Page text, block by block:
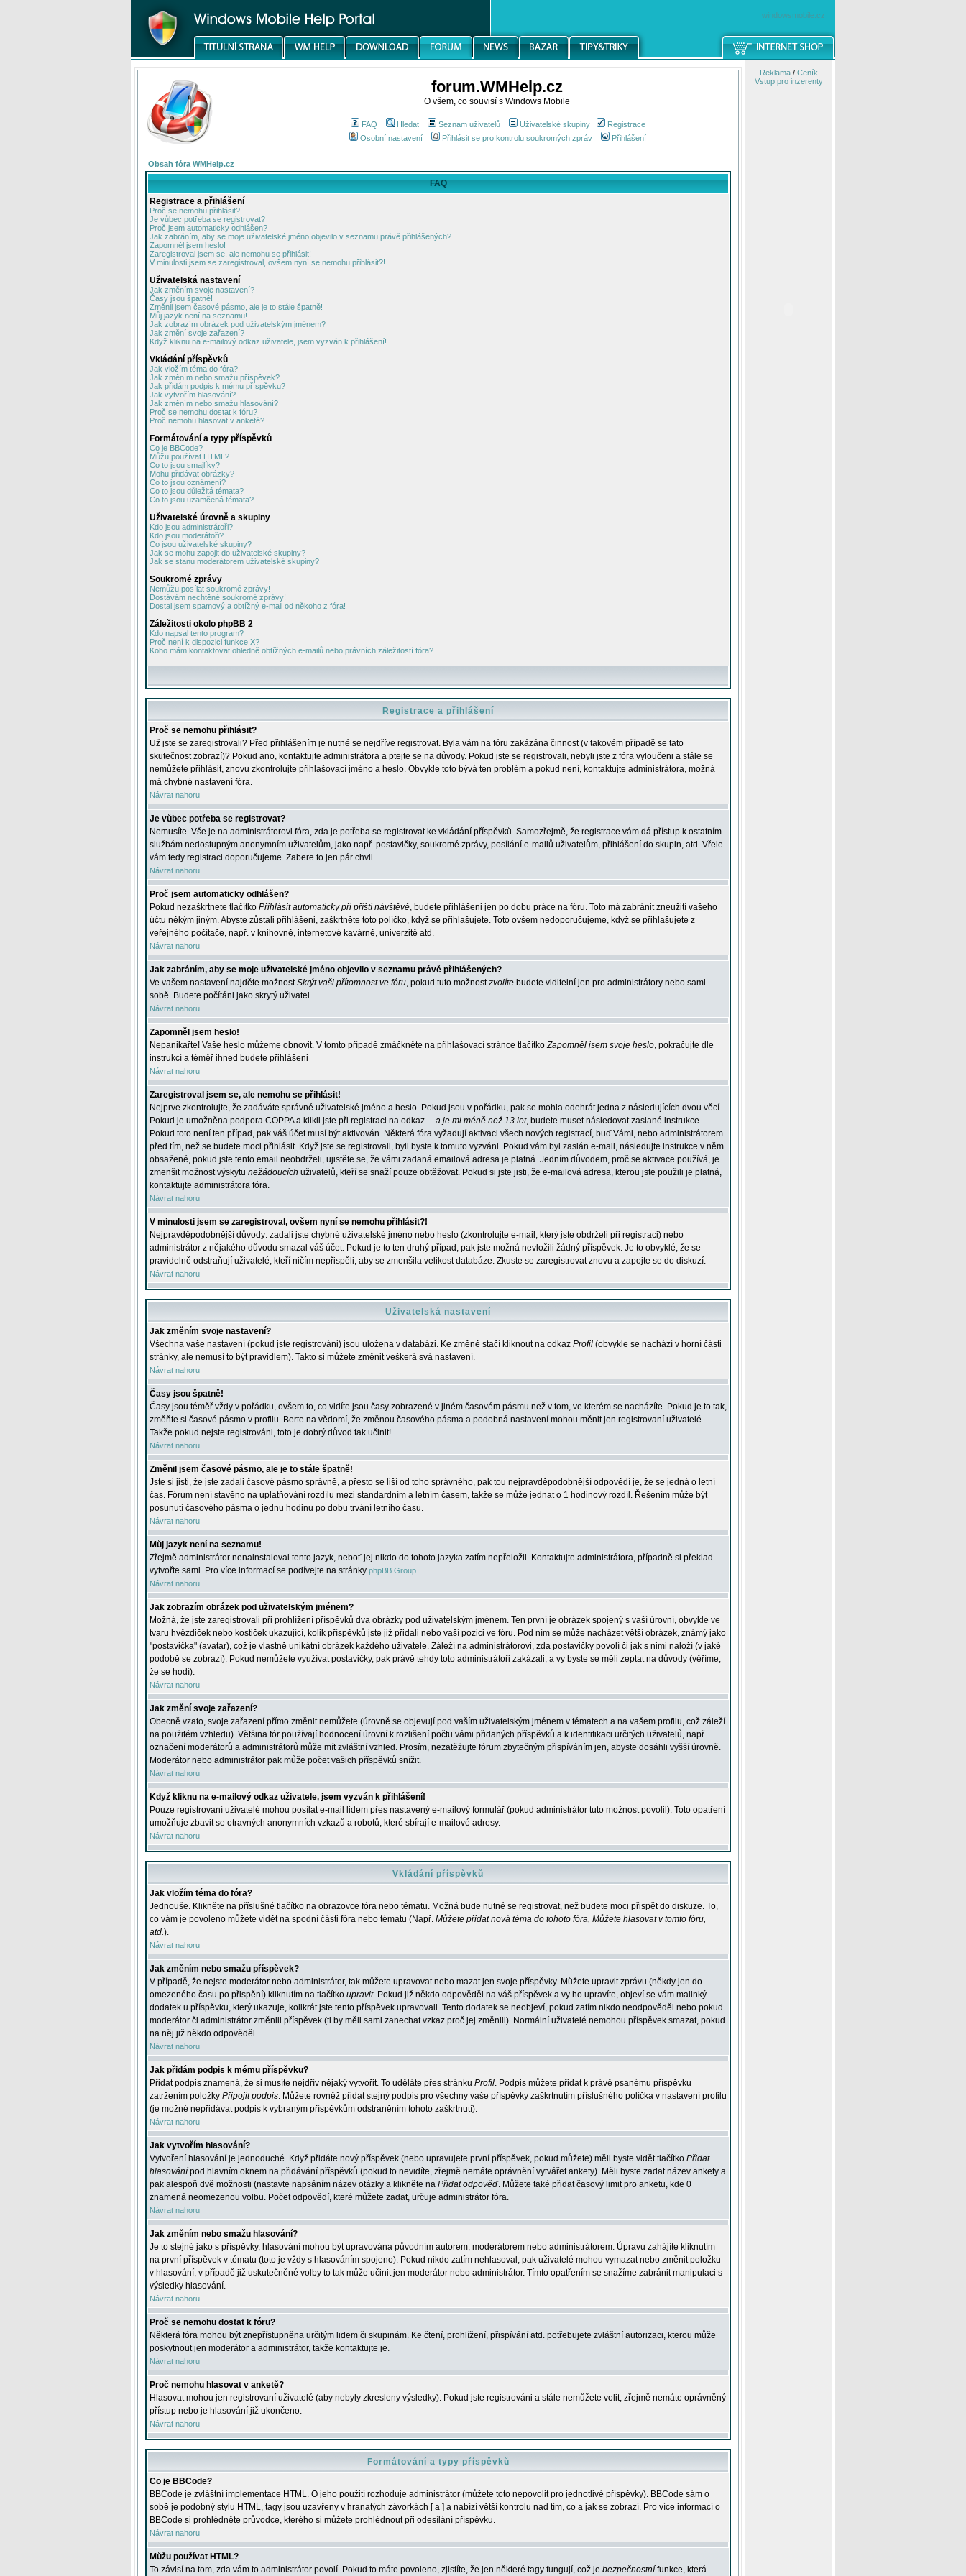
windowsmobile.cz
forum.WMHelp.cz
O všem, co souvisí s Windows Mobile
FAQ Hledat Seznam uživatelů Uživatelské skupiny
Registrace
Osobní nastavení
Přihlásit se pro kontrolu soukromých zpráv Přihlášení
Obsah fóra WMHelp.cz
FAQ
Registrace a přihlášení
Proč se nemohu přihlásit?
Je vůbec potřeba se registrovat?
Proč jsem automaticky odhlášen?
Jak zabráním, aby se moje uživatelské jméno objevilo v seznamu právě přihlášených?
Zapomněl jsem heslo!
Zaregistroval jsem se, ale nemohu se přihlásit!
V minulosti jsem se zaregistroval, ovšem nyní se nemohu přihlásit?!
Uživatelská nastavení
Jak změním svoje nastavení?
Časy jsou špatně!
Změnil jsem časové pásmo, ale je to stále špatně!
Můj jazyk není na seznamu!
Jak zobrazím obrázek pod uživatelským jménem?
Jak změní svoje zařazení?
Když kliknu na e-mailový odkaz uživatele, jsem vyzván k přihlášení!
Vkládání příspěvků
Jak vložím téma do fóra?
Jak změním nebo smažu příspěvek?
Jak přidám podpis k mému příspěvku?
Jak vytvořím hlasování?
Jak změním nebo smažu hlasování?
Proč se nemohu dostat k fóru?
Proč nemohu hlasovat v anketě?
Formátování a typy příspěvků
Co je BBCode?
Můžu používat HTML?
Co to jsou smajlíky?
Mohu přidávat obrázky?
Co to jsou oznámení?
Co to jsou důležitá témata?
Co to jsou uzamčená témata?
Uživatelské úrovně a skupiny
Kdo jsou administrátoři?
Kdo jsou moderátoři?
Co jsou uživatelské skupiny?
Jak se mohu zapojit do uživatelské skupiny?
Jak se stanu moderátorem uživatelské skupiny?
Soukromé zprávy
Nemůžu posílat soukromé zprávy!
Dostávám nechtěné soukromé zprávy!
Dostal jsem spamový a obtížný e-mail od někoho z fóra!
Záležitosti okolo phpBB 2
Kdo napsal tento program?
Proč není k dispozici funkce X?
Koho mám kontaktovat ohledně obtížných e-mailů nebo právních záležitostí fóra?
Registrace a přihlášení
Proč se nemohu přihlásit?
Už jste se zaregistrovali? Před přihlášením je nutné se nejdříve registrovat. Byla vám na fóru zakázána činnost (v takovém případě se tato
skutečnost zobrazí)? Pokud ano, kontaktujte administrátora a ptejte se na důvody. Pokud jste se registrovali, nebyli jste z fóra vyloučeni a stále se
nemůžete přihlásit, znovu zkontrolujte přihlašovací jméno a heslo. Obvykle toto bývá ten problém a pokud není, kontaktujte administrátora, možná
má chybné nastavení fóra.
Návrat nahoru
Je vůbec potřeba se registrovat?
Nemusíte. Vše je na administrátorovi fóra, zda je potřeba se registrovat ke vkládání příspěvků. Samozřejmě, že registrace vám dá přístup k ostatním
službám nedostupným anonymním uživatelům, jako např. postavičky, soukromé zprávy, posílání e-mailů uživatelům, přihlášení do skupin, atd. Vřele
vám tedy registraci doporučujeme. Zabere to jen pár chvil.
Návrat nahoru
Proč jsem automaticky odhlášen?
Pokud nezaškrtnete tlačítko Přihlásit automaticky při příští návštěvě, budete přihlášeni jen po dobu práce na fóru. Toto má zabránit zneužití vašeho
účtu někým jiným. Abyste zůstali přihlášeni, zaškrtněte toto políčko, když se přihlašujete. Toto ovšem nedoporučujeme, když se přihlašujete z
veřejného počítače, např. v knihovně, internetové kavárně, univerzitě atd.
Návrat nahoru
Jak zabráním, aby se moje uživatelské jméno objevilo v seznamu právě přihlášených?
Ve vašem nastavení najděte možnostSkrýt vaši přítomnost ve fóru, pokud tuto možnostzvolíte budete viditelní jen pro administrátory nebo sami
sobě. Budete počítáni jako skrytý uživatel.
Návrat nahoru
Zapomněl jsem heslo!
Nepanikařte! Vaše heslo můžeme obnovit. V tomto případě zmáčkněte na přihlašovací stránce tlačítkoZapomněl jsem svoje heslo, pokračujte dle
instrukcí a téměř ihned budete přihlášeni
Návrat nahoru
Zaregistroval jsem se, ale nemohu se přihlásit!
Nejprve zkontrolujte, že zadáváte správné uživatelské jméno a heslo. Pokud jsou v pořádku, pak se mohla odehrát jedna z následujících dvou věcí.
Pokud je umožněna podpora COPPA a klikli jste při registraci na odkaz ... a je mi méně než 13 let, budete muset následovat zaslané instrukce.
Pokud toto není ten případ, pak váš účet musí být aktivován. Některá fóra vyžadují aktivaci všech nových registrací, buď Vámi, nebo administrátorem
před tím, než se budete moci přihlásit. Když jste se registrovali, byli byste k tomuto vyzváni. Pokud vám byl zaslán e-mail, následujte instrukce v něm
obsažené, pokud jste tento email neobdrželi, ujistěte se, že vámi zadaná emailová adresa je platná. Jedním důvodem, proč se aktivace používá, je
zmenšit možnost výskytu nežádoucích uživatelů, kteří se snaží pouze obtěžovat. Pokud si jste jisti, že e-mailová adresa, kterou jste použili je platná,
kontaktujte administrátora fóra.
Návrat nahoru
V minulosti jsem se zaregistroval, ovšem nyní se nemohu přihlásit?!
Nejpravděpodobnější důvody: zadali jste chybné uživatelské jméno nebo heslo (zkontrolujte e-mail, který jste obdrželi při registraci) nebo
administrátor z nějakého důvodu smazal váš účet. Pokud je to ten druhý případ, pak jste možná nevložili žádný příspěvek. Je to obvyklé, že se
pravidelně odstraňují uživatelé, kteří ničím nepřispěli, aby se zmenšila velikost databáze. Zkuste se zaregistrovat znovu a zapojte se do diskuzí.
Návrat nahoru
Uživatelská nastavení
Jak změním svoje nastavení?
Všechna vaše nastavení (pokud jste registrováni) jsou uložena v databázi. Ke změně stačí kliknout na odkaz Profil (obvykle se nachází v horní části
stránky, ale nemusí to být pravidlem). Takto si můžete změnit veškerá svá nastavení.
Návrat nahoru
Časy jsou špatně!
Časy jsou téměř vždy v pořádku, ovšem to, co vidíte jsou časy zobrazené v jiném časovém pásmu než v tom, ve kterém se nacházíte. Pokud je to tak,
změňte si časové pásmo v profilu. Berte na vědomí, že změnou časového pásma a podobná nastavení mohou měnit jen registrovaní uživatelé.
Takže pokud nejste registrováni, toto je dobrý důvod tak učinit!
Návrat nahoru
Změnil jsem časové pásmo, ale je to stále špatně!
Jste si jisti, že jste zadali časové pásmo správně, a přesto se liší od toho správného, pak tou nejpravděpodobnější odpovědí je, že se jedná o letní
čas. Fórum není stavěno na uplatňování rozdílu mezi standardním a letním časem, takže se může jednat o 1 hodinový rozdíl. Řešením může být
posunutí časového pásma o jednu hodinu po dobu trvání letního času.
Návrat nahoru
Můj jazyk není na seznamu!
Zřejmě administrátor nenainstaloval tento jazyk, neboť jej nikdo do tohoto jazyka zatím nepřeložil. Kontaktujte administrátora, případně si překlad
vytvořte sami. Pro více informací se podívejte na stránky phpBB Group.
Návrat nahoru
Jak zobrazím obrázek pod uživatelským jménem?
Možná, že jste zaregistrovali při prohlížení příspěvků dva obrázky pod uživatelským jménem. Ten první je obrázek spojený s vaší úrovní, obvykle ve
tvaru hvězdiček nebo kostiček ukazující, kolik příspěvků jste již přidali nebo vaší pozici ve fóru. Pod ním se může nacházet větší obrázek, známý jako
"postavička" (avatar), což je vlastně unikátní obrázek každého uživatele. Záleží na administrátorovi, zda postavičky povolí či jak s nimi naloží (v jaké
podobě se zobrazí). Pokud nemůžete využívat postavičky, pak právě tehdy toto administrátoři zakázali, a vy byste se měli zeptat na důvody (věříme,
že se hodí).
Návrat nahoru
Jak změní svoje zařazení?
Obecně vzato, svoje zařazení přímo změnit nemůžete (úrovně se objevují pod vaším uživatelským jménem v tématech a na vašem profilu, což záleží
na použitém vzhledu). Většina fór používají hodnocení úrovní k rozlišení počtu vámi přidaných příspěvků a k identifikaci určitých uživatelů, např.
označení moderátorů a administrátorů může mít zvláštní vzhled. Prosím, nezatěžujte fórum zbytečným přispíváním jen, abyste dosáhli vyšší úrovně.
Moderátor nebo administrátor pak může počet vašich příspěvků snížit.
Návrat nahoru
Když kliknu na e-mailový odkaz uživatele, jsem vyzván k přihlášení!
Pouze registrovaní uživatelé mohou posílat e-mail lidem přes nastavený e-mailový formulář (pokud administrátor tuto možnost povolil). Toto opatření
umožňuje zbavit se otravných anonymních vzkazů a robotů, které sbírají e-mailové adresy.
Návrat nahoru
Vkládání příspěvků
Jak vložím téma do fóra?
Jednouše. Klikněte na příslušné tlačítko na obrazovce fóra nebo tématu. Možná bude nutné se registrovat, než budete moci přispět do diskuze. To,
co vám je povoleno můžete vidět na spodní části fóra nebo tématu (Např. Můžete přidat nová téma do tohoto fóra, Můžete hlasovat v tomto fóru,
atd.).
Návrat nahoru
Jak změním nebo smažu příspěvek?
V případě, že nejste moderátor nebo administrátor, tak můžete upravovat nebo mazat jen svoje příspěvky. Můžete upravit zprávu (někdy jen do
omezeného času po přispění) kliknutím na tlačítko upravit. Pokud již někdo odpověděl na váš příspěvek a vy ho upravíte, objeví se vám malinký
dodatek u příspěvku, který ukazuje, kolikrát jste tento příspěvek upravovali. Tento dodatek se neobjeví, pokud zatím nikdo neodpověděl nebo pokud
moderátor či administrátor změnili příspěvek (ti by měli sami zanechat vzkaz proč jej změnili). Normální uživatelé nemohou příspěvek smazat, pokud
na něj již někdo odpověděl.
Návrat nahoru
Jak přidám podpis k mému příspěvku?
Přidat podpis znamená, že si musíte nejdřív nějaký vytvořit. To uděláte přes stránku Profil. Podpis můžete přidat k právě psanému příspěvku
zatržením položky Připojit podpis. Můžete rovněž přidat stejný podpis pro všechny vaše příspěvky zaškrtnutím příslušného políčka v nastavení profilu
(je možné nepřidávat podpis k vybraným příspěvkům odstraněním tohoto zaškrtnutí).
Návrat nahoru
Jak vytvořím hlasování?
Vytvoření hlasování je jednoduché. Když přidáte nový příspěvek (nebo upravujete první příspěvek, pokud můžete) měli byste vidět tlačítko Přidat
hlasování pod hlavním oknem na přidávání příspěvků (pokud to nevidíte, zřejmě nemáte oprávnění vytvářet ankety). Měli byste zadat název ankety a
pak alespoň dvě možnosti (nastavte napsáním název otázky a klikněte na Přidat odpověď. Můžete také přidat časový limit pro anketu, kde 0
znamená neomezenou volbu. Počet odpovědí, které můžete zadat, určuje administrátor fóra.
Návrat nahoru
Jak změním nebo smažu hlasování?
Je to stejné jako s příspěvky, hlasování mohou být upravována původním autorem, moderátorem nebo administrátorem. Úpravu zahájíte kliknutím
na první příspěvek v tématu (toto je vždy s hlasováním spojeno). Pokud nikdo zatím nehlasoval, pak uživatelé mohou vymazat nebo změnit položku
v hlasování, v případě již uskutečněné volby to tak může učinit jen moderátor nebo administrátor. Tímto opatřením se snažíme zabránit manipulaci s
výsledky hlasování.
Návrat nahoru
Proč se nemohu dostat k fóru?
Některá fóra mohou být znepřístupněna určitým lidem či skupinám. Ke čtení, prohlížení, přispívání atd. potřebujete zvláštní autorizaci, kterou může
poskytnout jen moderátor a administrátor, takže kontaktujte je.
Návrat nahoru
Proč nemohu hlasovat v anketě?
Hlasovat mohou jen registrovaní uživatelé (aby nebyly zkresleny výsledky). Pokud jste registrováni a stále nemůžete volit, zřejmě nemáte oprávněný
přístup nebo je hlasování již ukončeno.
Návrat nahoru
Formátování a typy příspěvků
Co je BBCode?
BBCode je zvláštní implementace HTML. O jeho použití rozhoduje administrátor (můžete toto nepovolit pro jednotlivé příspěvky). BBCode sám o
sobě je podobný stylu HTML, tagy jsou uzavřeny v hranatých závorkách [ a ] a nabízí větší kontrolu nad tím, co a jak se zobrazí. Pro více informací o
BBCode si prohlédněte průvodce, kterého si můžete prohlédnout při odesílání příspěvku.
Návrat nahoru
Můžu používat HTML?
To závisí na tom, zda vám to administrátor povolí. Pokud to máte povoleno, zjistíte, že jen některé tagy fungují, což je bezpečnostní funkce, která
Reklama/ Ceník
Vstup pro inzerenty